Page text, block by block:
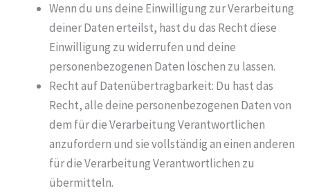
Wenn du uns deine Einwilligung zur Verarbeitung
deiner Daten erteilst, hast du das Recht diese
Einwilligung zu widerrufen und deine
personenbezogenen Daten löschen zu lassen.
Recht auf Datenübertragbarkeit: Du hast das
Recht, alle deine personenbezogenen Daten von
dem für die Verarbeitung Verantwortlichen
anzufordern und sie vollständig an einen anderen
für die Verarbeitung Verantwortlichen zu
übermitteln.